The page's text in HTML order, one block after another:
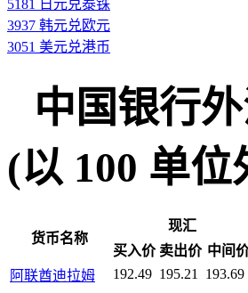
5181 日元兑泰铢
3937 韩元兑欧元
3051 美元兑港币
中国银行
(以 100 单位
货币名称
现汇
买入价 卖出价 中间
阿联酋迪拉姆
192.49 195.21
193.69